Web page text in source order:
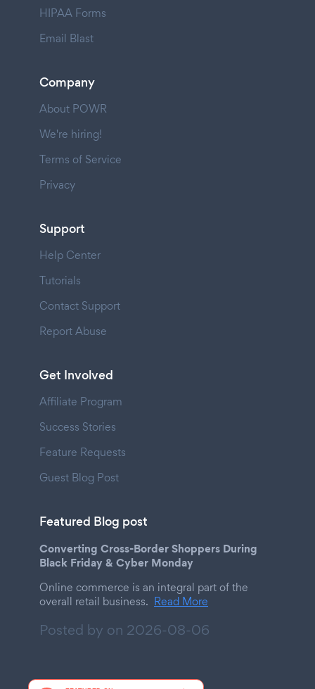
HIPAA Forms
Email Blast
Company
About POWR
We're hiring!
Terms of Service
Privacy
Support
Help Center
Tutorials
Contact Support
Report Abuse
Get Involved
Affiliate Program
Success Stories
Feature Requests
Guest Blog Post
Featured Blog post
Converting Cross-Border Shoppers During
Black Friday & Cyber Monday
Online commerce is an integral part of the
overall retail business. Read More
Posted by on 2026-08-06